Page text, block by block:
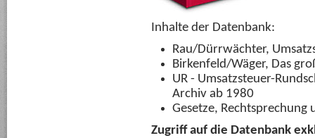
Inhalte der Datenbank:
Rau/Dürrwächter,
Birkenfeld/Wäger, Das
UR - Umsatzsteuer-
Archiv ab 1980
Gesetze,
Zugriff auf die Datenbank